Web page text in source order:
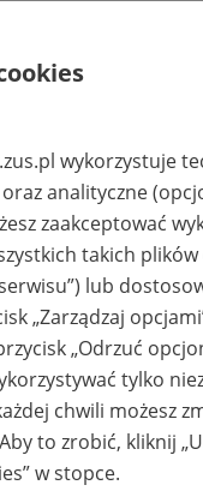
wykorzystuje
analityczne
zaakceptować
takich
lub
„Zarządzaj
„Odrzuć
tylko
chwili możesz
to zrobić, kliknij
w stopce.